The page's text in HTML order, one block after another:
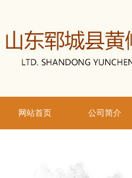
网站首页 公司简介